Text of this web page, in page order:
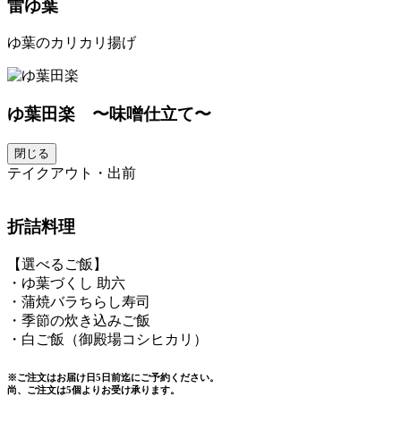
雷ゆ葉
ゆ葉のカリカリ揚げ
ゆ葉田楽 〜味噌仕立て〜
閉じる
テイクアウト・出前
折詰料理
【選べるご飯】
・ゆ葉づくし 助六
・蒲焼バラちらし寿司
・季節の炊き込みご飯
・白ご飯（御殿場コシヒカリ）
※ご注文はお届け日5日前迄にご予約ください。
尚、ご注文は5個よりお受け承ります。